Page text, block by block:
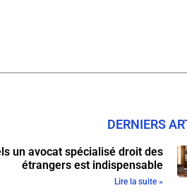
DERNIERS
un avocat spécialisé droit des
étrangers est indispensable
Lire la suite »